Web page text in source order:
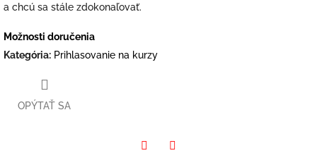
a chcú sa stále zdokonaľovať.
Možnosti doručenia
Kategória: Prihlasovanie na kurzy
OPÝTAŤ SA